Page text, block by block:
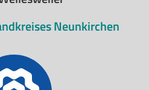
Neunkirchen